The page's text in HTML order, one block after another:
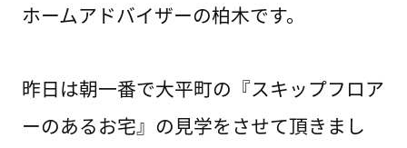
ホームアドバイザーの柏木です。
昨日は朝一番で大平町の『スキップフロア
ーのあるお宅』の見学をさせて頂きまし